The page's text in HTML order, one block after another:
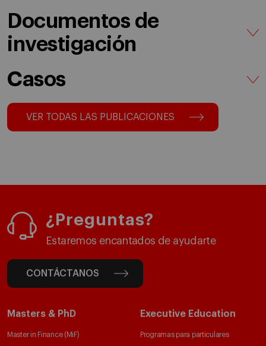
Documentos de
investigación
Casos
VER TODAS LAS PUBLICACIONES
¿Preguntas?
Estaremos encantados de ayudarte
CONTÁCTANOS
Masters & PhD
Master in Finance (MiF)
Executive Education
Programas para particulares